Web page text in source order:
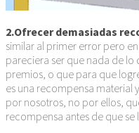
2.Ofrecer demasiadas
similar al primer error pero
pareciera ser que nada de lo
premios, o que para que
es una recompensa material
por nosotros, no por ellos,
recompensa antes de que se